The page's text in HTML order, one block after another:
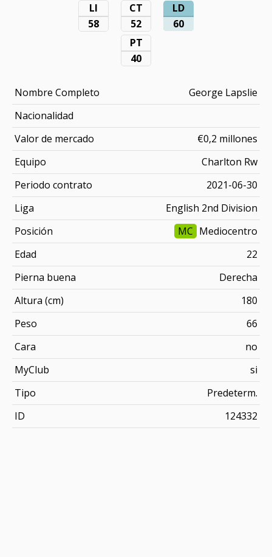
LI
58
CT
52
LD
60
PT
40
Nombre Completo
George Lapslie
Nacionalidad
Valor de mercado
€0,2 millones
Equipo
Charlton Rw
Periodo contrato
2021-06-30
Liga
English 2nd Division
Posición
MC Mediocentro
Edad
22
Pierna buena
Derecha
Altura (cm)
180
Peso
66
Cara
no
MyClub
si
Tipo
Predeterm.
ID
124332